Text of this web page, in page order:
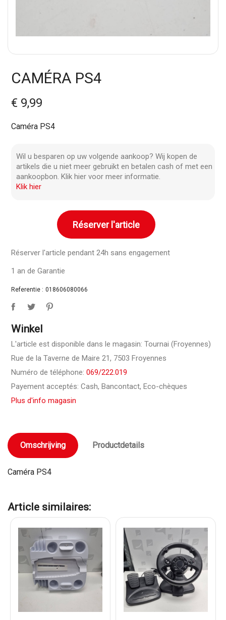
CAMÉRA PS4
€ 9,99
Caméra PS4
Wil u besparen op uw volgende aankoop? Wij kopen de
artikels die u niet meer gebruikt en betalen cash of met een
aankoopbon. Klik hier voor meer informatie.
Klik hier
Réserver l'article
Réserver l'article pendant 24h sans engagement
1 an de Garantie
Referentie : 018606080066
Winkel
L'article est disponible dans le magasin: Tournai (Froyennes)
Rue de la Taverne de Maire 21, 7503 Froyennes
Numéro de téléphone:069/222.019
Payement acceptés: Cash, Bancontact, Eco-chèques
Plus d'info magasin
Omschrijving Productdetails
Caméra PS4
Article similaires: